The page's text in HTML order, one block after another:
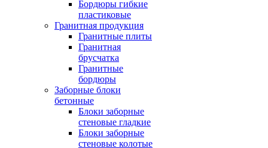
Бордюры гибкие
пластиковые
Гранитная продукция
Гранитные плиты
Гранитная
брусчатка
Гранитные
бордюры
Заборные блоки
бетонные
Блоки заборные
стеновые гладкие
Блоки заборные
стеновые колотые